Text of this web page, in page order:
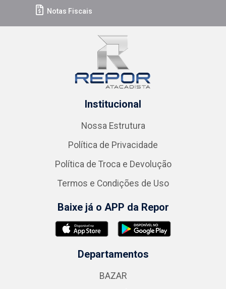
Notas Fiscais
Institucional
Nossa Estrutura
Política de Privacidade
Política de Troca e Devolução
Termos e Condições de Uso
Baixe já o APP da Repor
Departamentos
BAZAR